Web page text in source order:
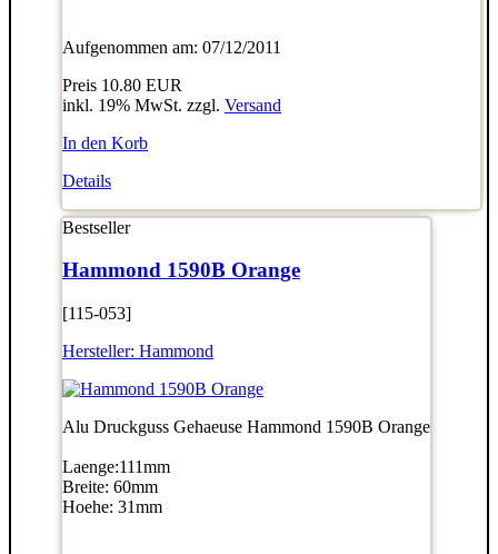
Aufgenommen am: 07/12/2011
Preis 10.80 EUR
inkl. 19% MwSt. zzgl. Versand
In den Korb
Details
Bestseller
Hammond 1590B Orange
[115-053]
Hersteller: Hammond
Alu Druckguss Gehaeuse Hammond 1590B Orange
Laenge:111mm
Breite: 60mm
Hoehe: 31mm